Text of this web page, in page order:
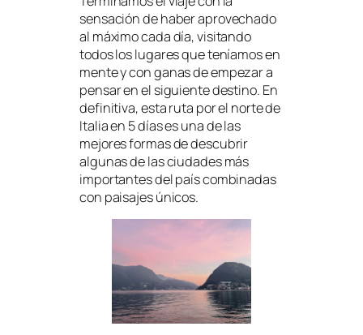
sensación de haber aprovechado
al máximo cada día, visitando
todos los lugares que teníamos en
mente y con ganas de empezar a
pensar en el siguiente destino. En
definitiva, esta ruta por el norte de
Italia en 5 días es una de las
mejores formas de descubrir
algunas de las ciudades más
importantes del país combinadas
con paisajes únicos.